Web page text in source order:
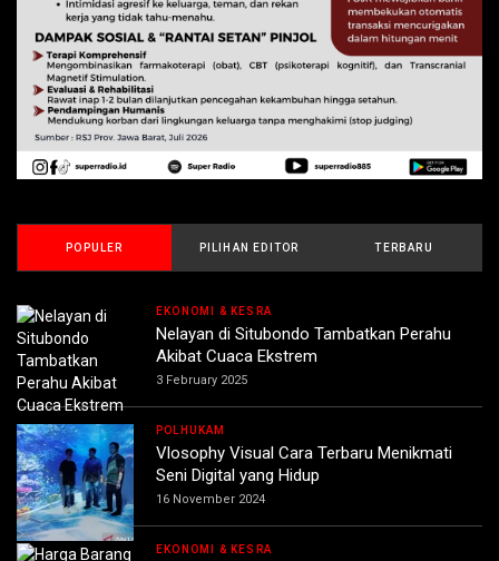
POPULER PILIHAN EDITOR TERBARU
EKONOMI & KESRA
Nelayan di Situbondo Tambatkan Perahu
Akibat Cuaca Ekstrem
3 February 2025
POLHUKAM
Vlosophy Visual Cara Terbaru Menikmati
Seni Digital yang Hidup
16 November 2024
EKONOMI & KESRA